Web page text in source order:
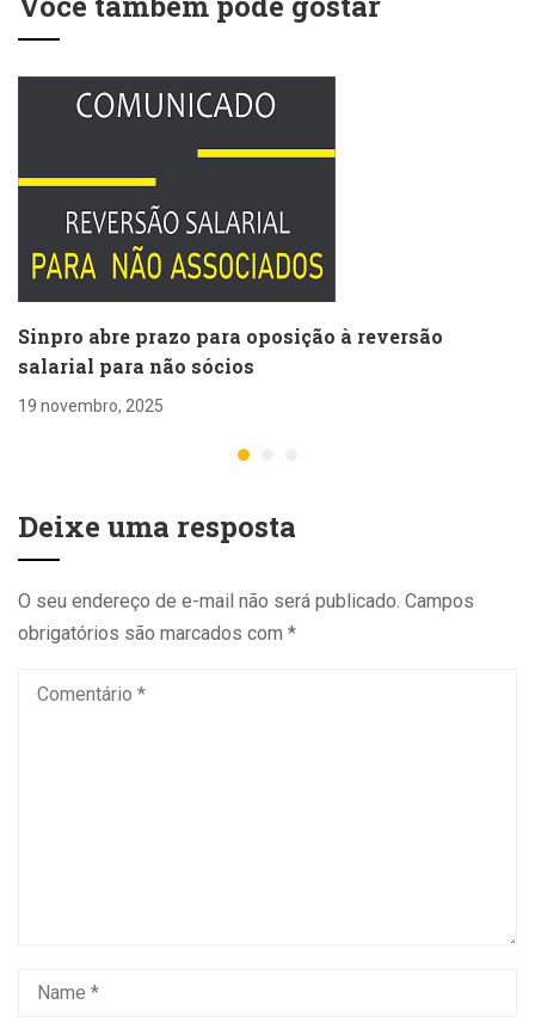
Sinpro abre prazo para oposição à reversão
salarial para não sócios
19 novembro, 2025
Deixe uma resposta
O seu endereço de e-mail não será publicado. Campos
obrigatórios são marcados com *